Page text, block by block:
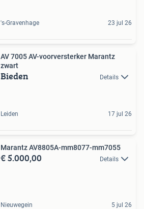
's-Gravenhage 23 jul 26
AV 7005 AV-voorversterker Marantz
zwart
Bieden Details
Leiden 17 jul 26
Marantz AV8805A-mm8077-mm7055
€ 5.000,00 Details
Nieuwegein 5 jul 26